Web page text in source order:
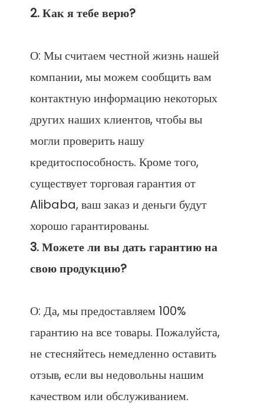
О: Мы считаем честной жизнь нашей
компании, мы можем сообщить вам
контактную информацию некоторых
других наших клиентов, чтобы вы
могли проверить нашу
кредитоспособность. Кроме того,
существует торговая гарантия от
Alibaba, ваш заказ и деньги будут
3. Можете ли вы дать гарантию на
О: Да, мы предоставляем 100%
гарантию на все товары. Пожалуйста,
не стесняйтесь немедленно оставить
отзыв, если вы недовольны нашим